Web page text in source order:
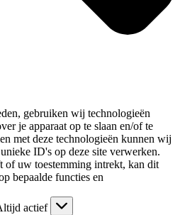
gebruiken wij technologieën
je apparaat op te slaan en/of te
met deze technologieën kunnen wij
ID's op deze site verwerken.
of uw toestemming intrekt, kan dit
bepaalde functies en
actief